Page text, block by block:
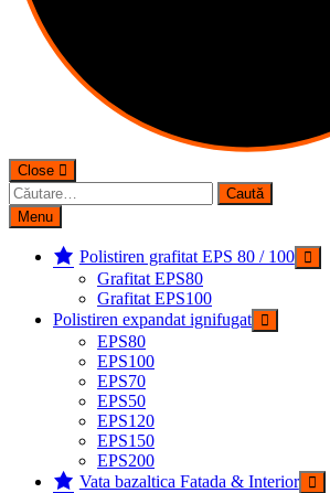
Close
Caută
după:
Menu
Polistiren grafitat EPS 80 / 100
Grafitat EPS80
Grafitat EPS100
Polistiren expandat ignifugat
EPS80
EPS100
EPS70
EPS50
EPS120
EPS150
EPS200
Vata bazaltica Fatada & Interior